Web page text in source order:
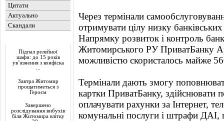
Цитати
Актуально
Скандали
Підпал релейної
шафи: до 15 років
ув’язнення з конфіска
Завтра Житомир
прощатиметься з
Героєм
Завершено
розслідування вибухів
біля Житомира влітку
Через термінали
отримувати цілу низку
Напрямку розвиток і контроль
Житомирського РУ ПриватБанку
можливістю скористалось майже
Термінали дають змогу
картки ПриватБанку, здійснювати
оплачувати рахунки за Інтернет,
комунальні послуги і штрафи ДАІ,